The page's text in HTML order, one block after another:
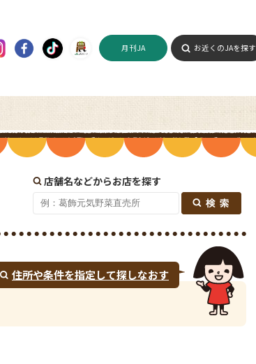
月刊JA お近くのJAを探す
店舗名などからお店を探す
住所や条件を指定して探しなおす